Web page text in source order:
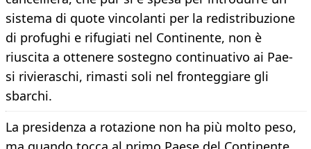
sistema di quote vincolanti per la redistribuzione
di profughi e rifugiati nel Continente, non è
riuscita a ottenere sostegno continuativo ai Pae-
si rivieraschi, rimasti soli nel fronteggiare gli
sbarchi.
La presidenza a rotazione non ha più molto peso,